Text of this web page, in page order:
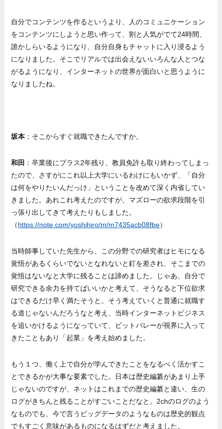
自分でコンテンツを作るというより、人のコミュニケーション
をコンテンツにしようと思い作って、割と人気がでて24時間、
誰かしらいるようになり、自分自身もチャットに入り浸るよう
になりました。そこでリアルでは出会えないいろんな人とつな
がるようになり、インターネットの世界が面白いと思うように
なりましたね。
坂本 ：そこからすぐ就職できたんですか。
和田 ：卒業後にプラス2年残り、教員免許も取り終わってしまっ
たので、さすがにこれ以上大学にいるわけにもいかず、「自分
は何をやりたいんだっけ」ということを改めて深く内省してい
きました。あれこれ考えたのですが、マズローの欲求段階を引
っ張り出してきて考えたりもしました。
（https://note.com/yoshihiro/m/m7435acb08fbe）
当時師事していた先生から、この分野での研究者はヒモになる
覚悟があるくらいでないとなれないと釘を差され、そこまでの
覚悟はないなと大学に残ることは諦めました。じゃあ、自分で
研究できる余力を持てばいいかと考えて、そうなると下位欲求
はできるだけ早く満たそうと。そう考えていくと普通に就職す
る道じゃないんだろうなと考え、当時インターネットビジネス
を追いかけるようになっていて、ビットバレーが視界に入って
きたこともあり「起業」を考え始めました。
もう１つ、働く上で自分が学んできたことをなるべく活かすこ
とできるかが大事な要素でした。日本は歴史編纂があまり上手
じゃないのですが、ネットはこれまでの歴史編纂と違い、生の
ログがきちんと残ることがすごいことだなと。2chのログのよう
なものでも、今で言うビッグデータのようなものは歴史的観点
でもすごく意味があるものになるはずだと考えました。